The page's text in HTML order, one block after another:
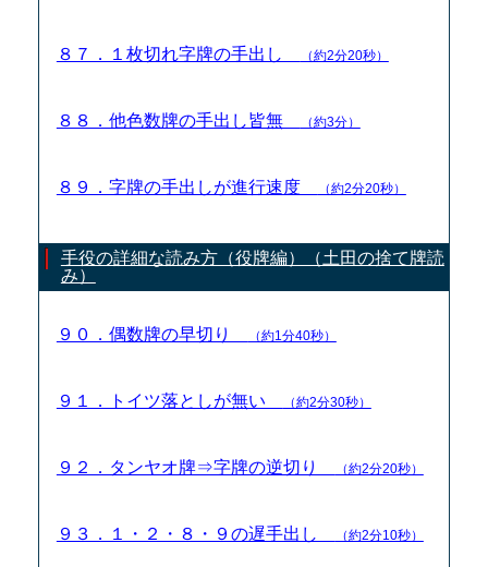
８７．１枚切れ字牌の手出し （約2分20秒）
８８．他色数牌の手出し皆無 （約3分）
８９．字牌の手出しが進行速度 （約2分20秒）
手役の詳細な読み方（役牌編）（土田の捨て牌読
み）
９０．偶数牌の早切り （約1分40秒）
９１．トイツ落としが無い （約2分30秒）
９２．タンヤオ牌⇒字牌の逆切り （約2分20秒）
９３．１・２・８・９の遅手出し （約2分10秒）